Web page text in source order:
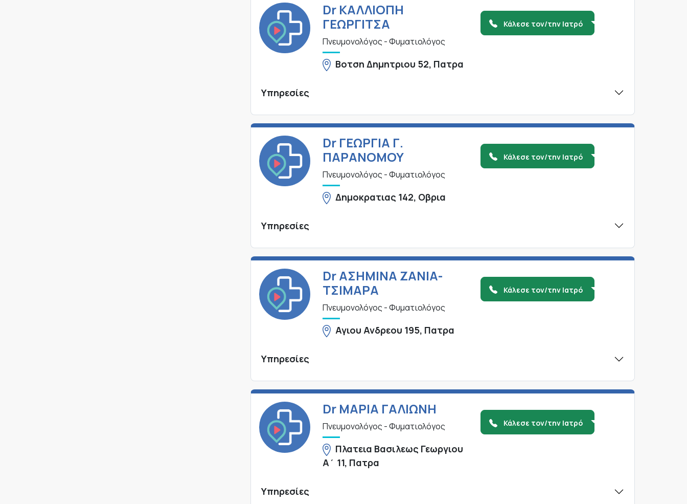
Dr ΚΑΛΛΙΟΠΗ
ΓΕΩΡΓΙΤΣΑ
Πνευμονολόγος - Φυματιολόγος
Βοτση Δημητριου 52, Πατρα
Κάλεσε τον/την Ιατρό
Υπηρεσίες
Dr ΓΕΩΡΓΙΑ Γ.
ΠΑΡΑΝΟΜΟΥ
Πνευμονολόγος - Φυματιολόγος
Δημοκρατιας 142, Οβρια
Κάλεσε τον/την Ιατρό
Υπηρεσίες
Dr ΑΣΗΜΙΝΑ ΖΑΝΙΑ-
ΤΣΙΜΑΡΑ
Πνευμονολόγος - Φυματιολόγος
Αγιου Ανδρεου 195, Πατρα
Κάλεσε τον/την Ιατρό
Υπηρεσίες
Dr ΜΑΡΙΑ ΓΑΛΙΩΝΗ
Πνευμονολόγος - Φυματιολόγος
Πλατεια Βασιλεως Γεωργιου
Α΄ 11, Πατρα
Κάλεσε τον/την Ιατρό
Υπηρεσίες